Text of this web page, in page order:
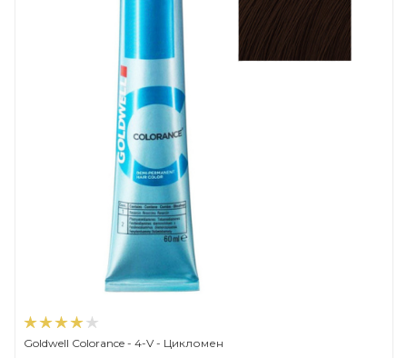
Goldwell Colorance - 4-V - Цикломен